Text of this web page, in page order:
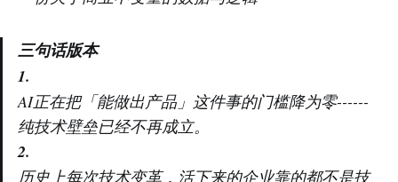
三句话版本
1.
AI正在把「能做出产品」这件事的门槛降为零------
纯技术壁垒已经不再成立。
2.
历史上每次技术变革，活下来的企业靠的都不是技